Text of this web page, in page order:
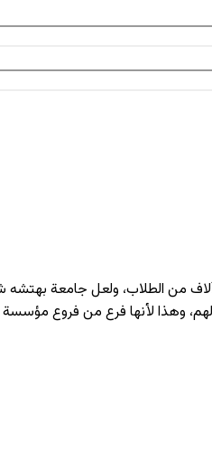
من الطلاب، ولعل جامعة
لهم، وهذا لأنها فرع من فروع